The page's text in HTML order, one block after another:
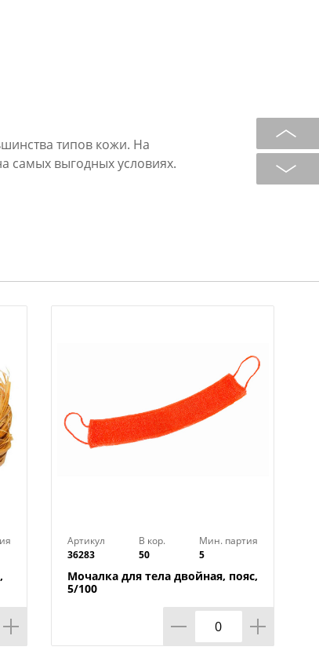
типов кожи. На
самых выгодных условиях.
Артикул
36283
В кор.
50
Мин. партия
5
Мочалка для тела двойная, пояс,
5/100